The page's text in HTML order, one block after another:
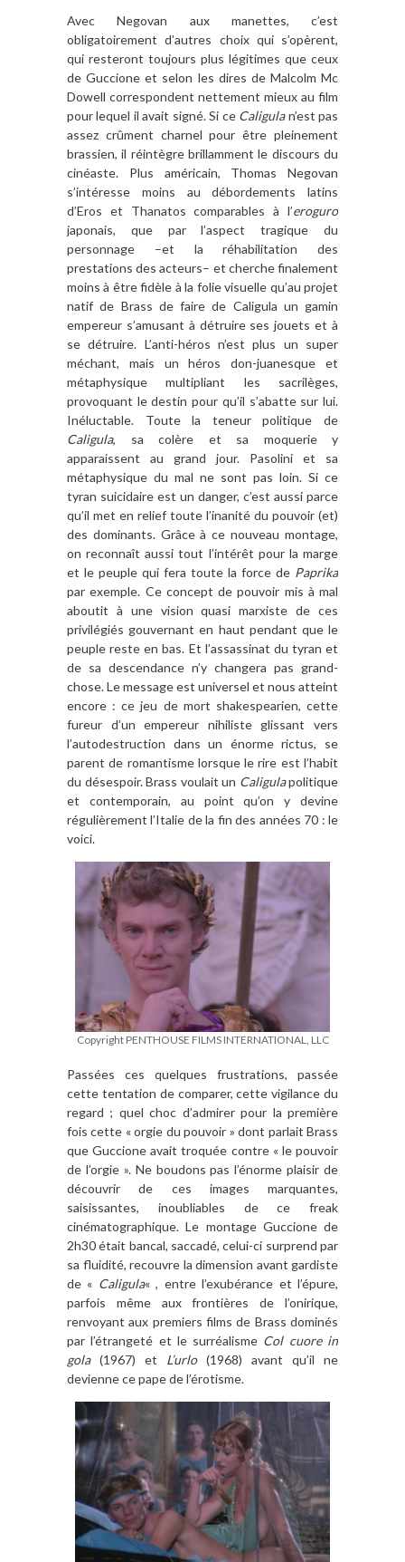
Avec Negovan aux manettes, c’est
obligatoirement d’autres choix qui s’opèrent,
qui resteront toujours plus légitimes que ceux
de Guccione et selon les dires de Malcolm Mc
Dowell correspondent nettement mieux au film
pour lequel il avait signé. Si ce Caligulan’est pas
assez crûment charnel pour être pleinement
brassien, il réintègre brillamment le discours du
cinéaste. Plus américain, Thomas Negovan
s’intéresse moins au débordements latins
d’Eros et Thanatos comparables à l’eroguro
japonais, que par l’aspect tragique du
personnage –et la réhabilitation des
prestations des acteurs– et cherche finalement
moins à être fidèle à la folie visuelle qu’au projet
natif de Brass de faire de Caligula un gamin
empereur s’amusant à détruire ses jouets et à
se détruire. L’anti-héros n’est plus un super
méchant, mais un héros don-juanesque et
métaphysique multipliant les sacrilèges,
provoquant le destin pour qu’il s’abatte sur lui.
Inéluctable. Toute la teneur politique de
Caligula, sa colère et sa moquerie y
apparaissent au grand jour. Pasolini et sa
métaphysique du mal ne sont pas loin. Si ce
tyran suicidaire est un danger, c’est aussi parce
qu’il met en relief toute l’inanité du pouvoir (et)
des dominants. Grâce à ce nouveau montage,
on reconnaît aussi tout l’intérêt pour la marge
et le peuple qui fera toute la force de Paprika
par exemple. Ce concept de pouvoir mis à mal
aboutit à une vision quasi marxiste de ces
privilégiés gouvernant en haut pendant que le
peuple reste en bas. Et l’assassinat du tyran et
de sa descendance n’y changera pas grand-
chose. Le message est universel et nous atteint
encore : ce jeu de mort shakespearien, cette
fureur d’un empereur nihiliste glissant vers
l’autodestruction dans un énorme rictus, se
parent de romantisme lorsque le rire est l’habit
du désespoir. Brass voulait un Caligulapolitique
et contemporain, au point qu’on y devine
régulièrement l’Italie de la fin des années 70 : le
voici.
Copyright PENTHOUSE FILMS INTERNATIONAL, LLC
Passées ces quelques frustrations, passée
cette tentation de comparer, cette vigilance du
regard ; quel choc d’admirer pour la première
fois cette « orgie du pouvoir » dont parlait Brass
que Guccione avait troquée contre « le pouvoir
de l’orgie ». Ne boudons pas l’énorme plaisir de
découvrir de ces images marquantes,
saisissantes, inoubliables de ce freak
cinématographique. Le montage Guccione de
2h30 était bancal, saccadé, celui-ci surprend par
sa fluidité, recouvre la dimension avant gardiste
de « Caligula« , entre l’exubérance et l’épure,
parfois même aux frontières de l’onirique,
renvoyant aux premiers films de Brass dominés
par l’étrangeté et le surréalisme Col cuore in
gola(1967) et L’urlo(1968) avant qu’il ne
devienne ce pape de l’érotisme.